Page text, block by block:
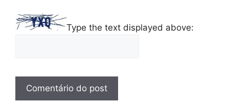
Type the text displayed above: